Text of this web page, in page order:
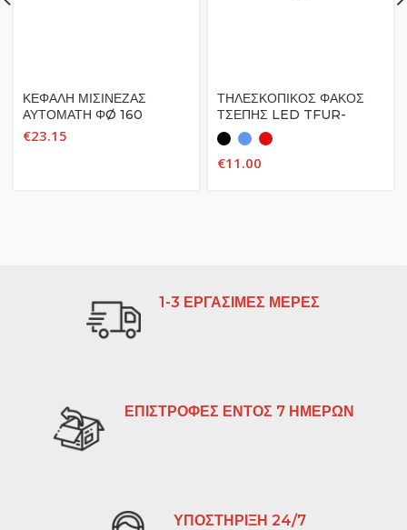
ΚΕΦΑΛΗ ΜΙΣΙΝΕΖΑΣ
ΑΥΤΟΜΑΤΗ ΦØ 160
M10X1.25 Oleo Mac
€23.15
ΤΗΛΕΣΚΟΠΙΚΟΣ ΦΑΚΟΣ
ΤΣΕΠΗΣ LED TFUR-
34588
€11.00
1-3 ΕΡΓΑΣΙΜΕΣ ΜΕΡΕΣ
ΕΠΙΣΤΡΟΦΕΣ ΕΝΤΟΣ 7 ΗΜΕΡΩΝ
ΥΠΟΣΤΗΡΙΞΗ 24/7